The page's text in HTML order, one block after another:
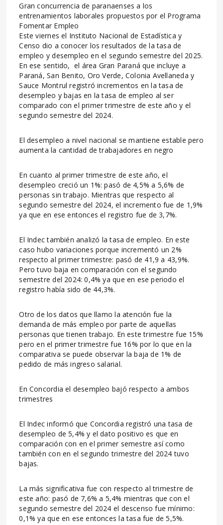
Gran concurrencia de paranaenses a los
entrenamientos laborales propuestos por el Programa
Fomentar Empleo
Este viernes el Instituto Nacional de Estadística y
Censo dio a conocer los resultados de la tasa de
empleo y desempleo en el segundo semestre del 2025.
En ese sentido, el área Gran Paraná que incluye a
Paraná, San Benito, Oro Verde, Colonia Avellaneda y
Sauce Montrul registró incrementos en la tasa de
desempleo y bajas en la tasa de empleo al ser
comparado con el primer trimestre de este año y el
segundo semestre del 2024.
El desempleo a nivel nacional se mantiene estable pero
aumenta la cantidad de trabajadores en negro
En cuanto al primer trimestre de este año, el
desempleo creció un 1%: pasó de 4,5% a 5,6% de
personas sin trabajo. Mientras que respecto al
segundo semestre del 2024, el incremento fue de 1,9%
ya que en ese entonces el registro fue de 3,7%.
El Indec también analizó la tasa de empleo. En este
caso hubo variaciones porque incrementó un 2%
respecto al primer trimestre: pasó de 41,9 a 43,9%.
Pero tuvo baja en comparación con el segundo
semestre del 2024: 0,4% ya que en ese periodo el
registro había sido de 44,3%.
Otro de los datos que llamo la atención fue la
demanda de más empleo por parte de aquellas
personas que tienen trabajo. En este trimestre fue 15%
pero en el primer trimestre fue 16% por lo que en la
comparativa se puede observar la baja de 1% de
pedido de más ingreso salarial.
En Concordia el desempleo bajó respecto a ambos
trimestres
El Indec informó que Concordia registró una tasa de
desempleo de 5,4% y el dato positivo es que en
comparación con en el primer semestre así como
también con en el segundo trimestre del 2024 tuvo
bajas.
La más significativa fue con respecto al trimestre de
este año: pasó de 7,6% a 5,4% mientras que con el
segundo semestre del 2024 el descenso fue mínimo:
0,1% ya que en ese entonces la tasa fue de 5,5%.